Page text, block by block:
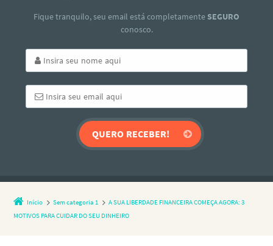
Fique tranquilo, seu email está completamenteSEGURO
conosco.
Início Sem categoria 1
A SUA LIBERDADE FINANCEIRA COMEÇA AGORA: 3
MOTIVOS PARA CUIDAR DO SEU DINHEIRO